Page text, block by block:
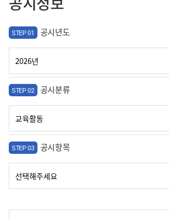
STEP 01 공시년도
STEP 02 공시분류
STEP 03 공시항목